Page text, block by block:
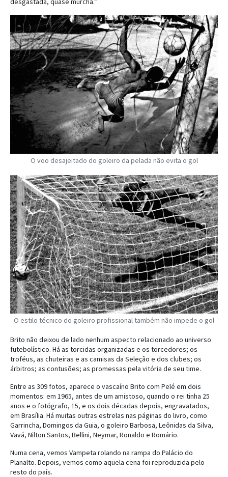
O voo desajeitado do goleiro da pelada não evita o gol
O estilo técnico do goleiro profissional também não impede o gol
Brito não deixou de lado nenhum aspecto relacionado ao universo
futebolístico. Há as torcidas organizadas e os torcedores; os
troféus, as chuteiras e as camisas da Seleção e dos clubes; os
árbitros; as contusões; as promessas pela vitória de seu time.
Entre as 309 fotos, aparece o vascaíno Brito com Pelé em dois
momentos: em 1965, antes de um amistoso, quando o rei tinha 25
anos e o fotógrafo, 15, e os dois décadas depois, engravatados,
em Brasília. Há muitas outras estrelas nas páginas do livro, como
Garrincha, Domingos da Guia, o goleiro Barbosa, Leônidas da Silva,
Vavá, Nilton Santos, Bellini, Neymar, Ronaldo e Romário.
Numa cena, vemos Vampeta rolando na rampa do Palácio do
Planalto. Depois, vemos como aquela cena foi reproduzida pelo
resto do país.